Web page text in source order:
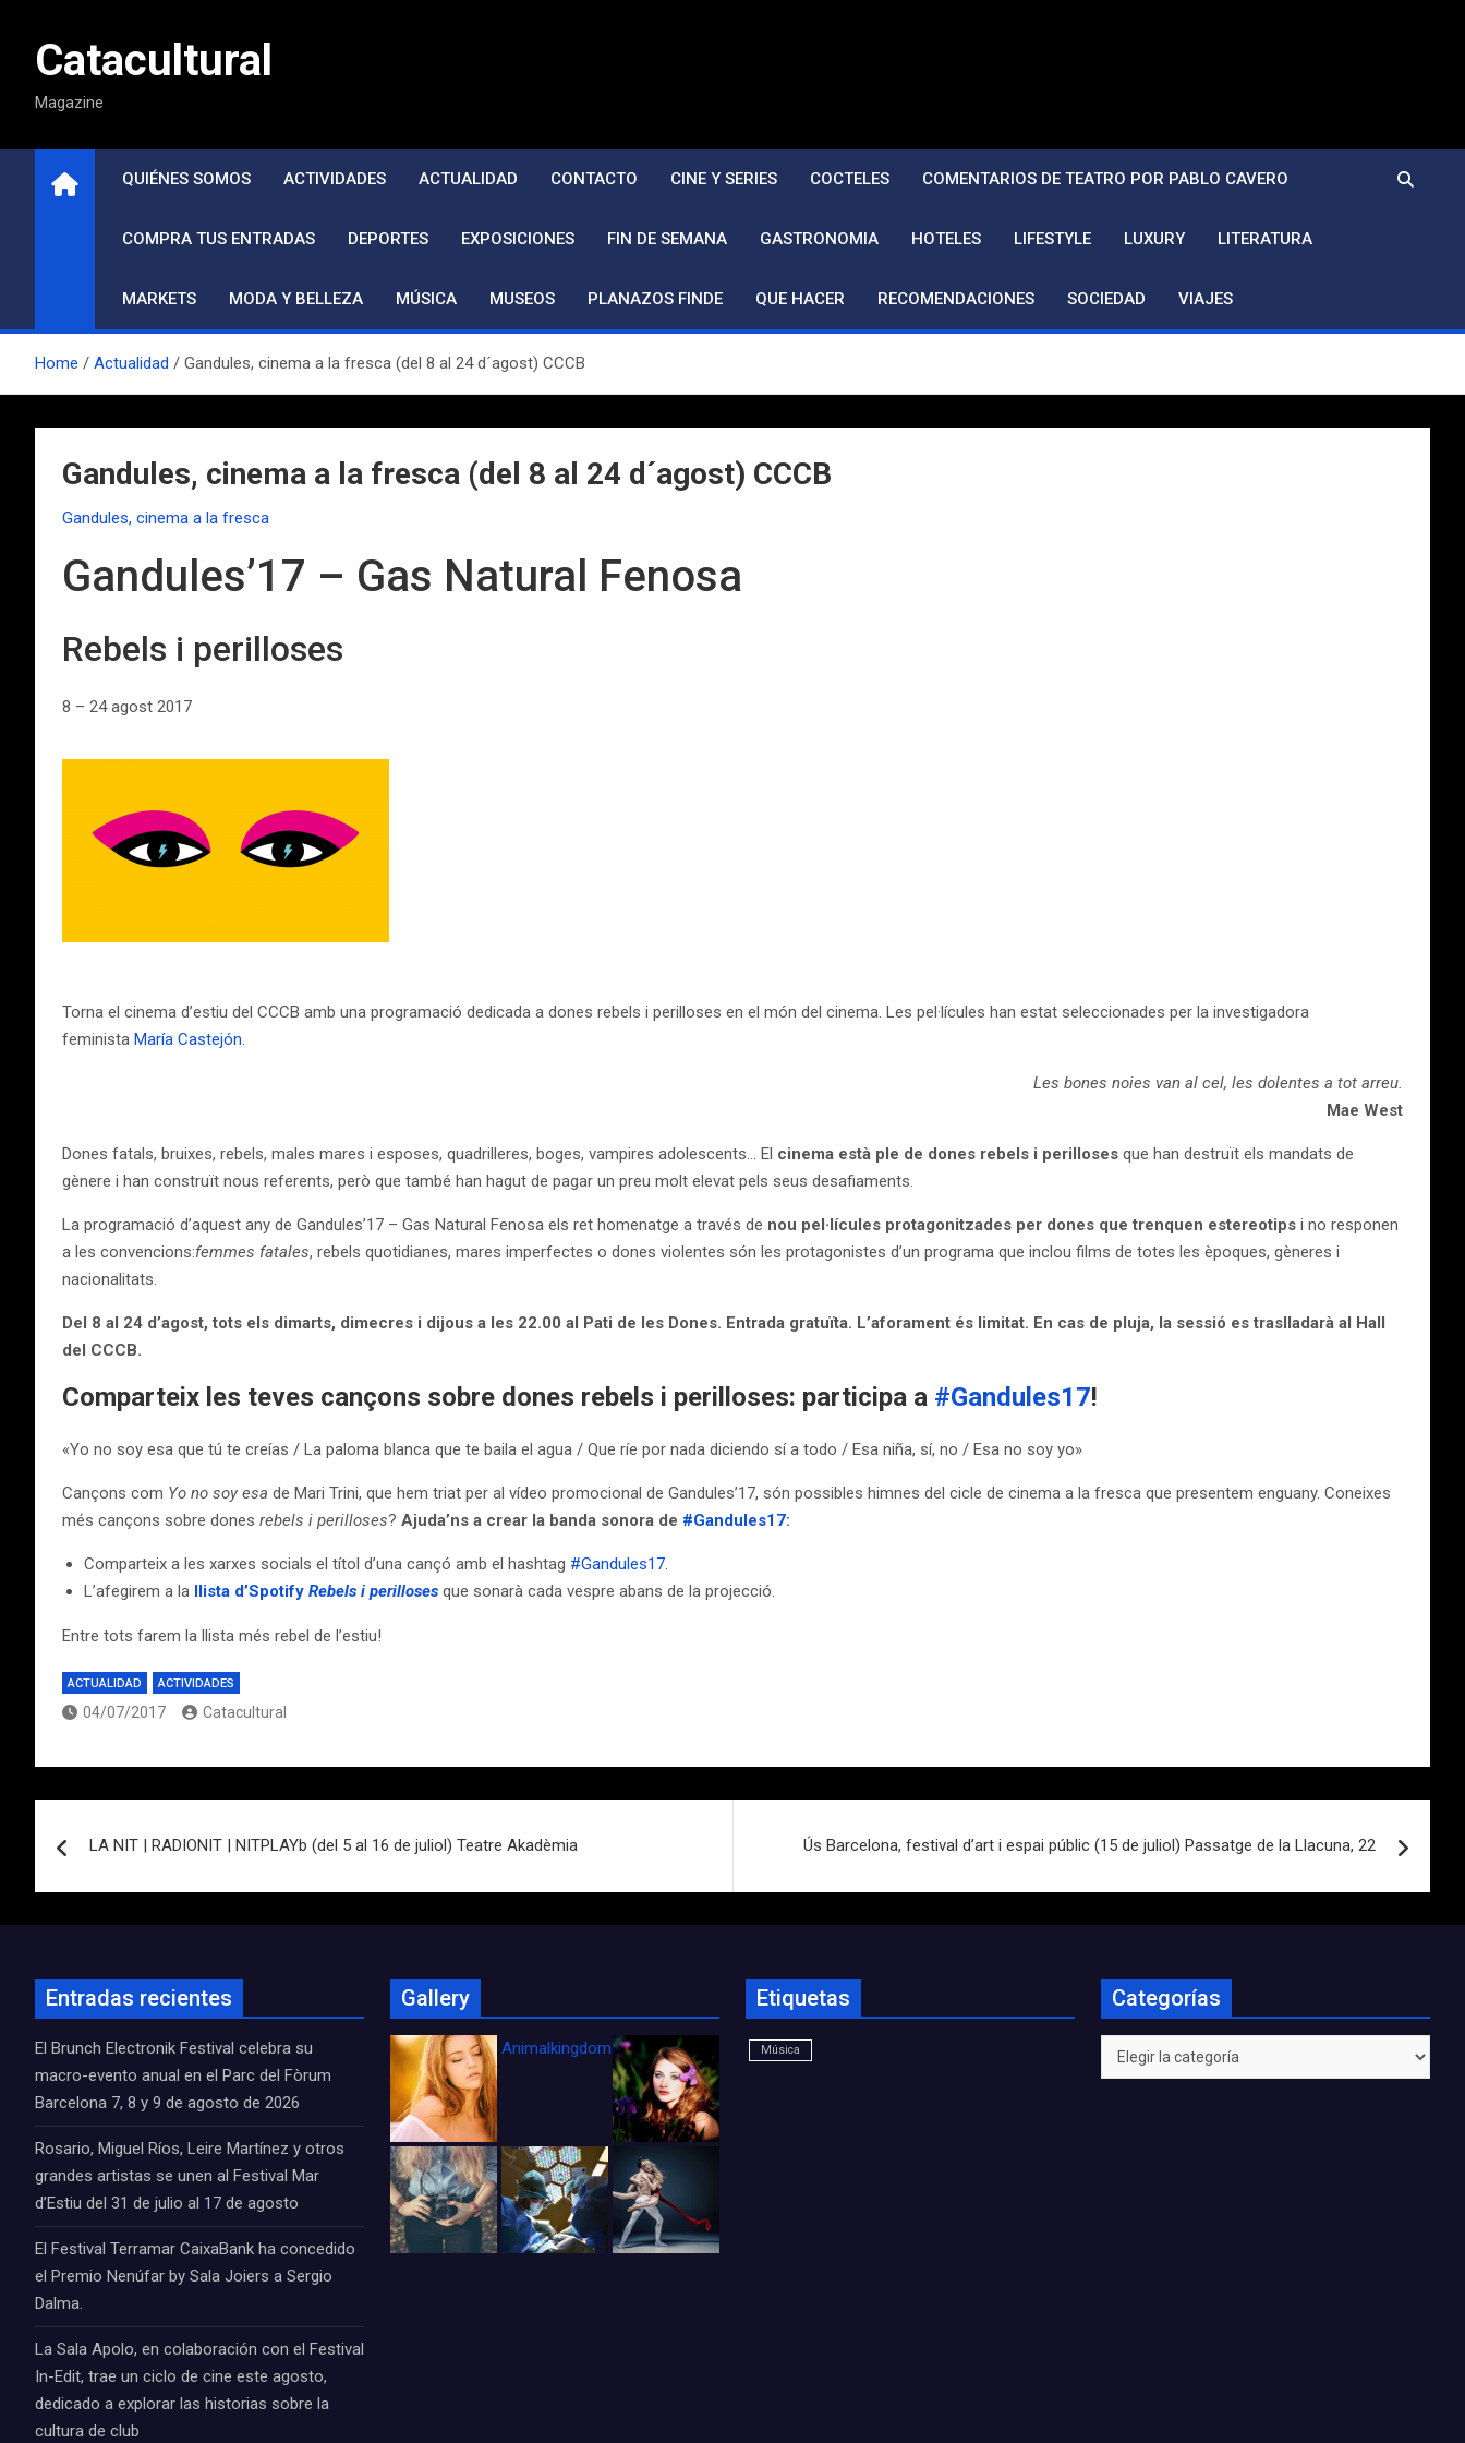
contenidoCatacultural
Magazine
QUIÉNES SOMOS ACTIVIDADES ACTUALIDAD CONTACTO CINE Y SERIES COCTELES COMENTARIOS DE TEATRO POR PABLO CAVERO
COMPRA TUS ENTRADAS DEPORTES EXPOSICIONES FIN DE SEMANA GASTRONOMIA HOTELES LIFESTYLE LUXURY LITERATURA
MARKETS MODA Y BELLEZA MÚSICA MUSEOS PLANAZOS FINDE QUE HACER RECOMENDACIONES SOCIEDAD VIAJES
Home Actualidad Gandules, cinema a la fresca (del 8 al 24 d´agost) CCCB
Gandules, cinema a la fresca (del 8 al 24 d´agost) CCCB
Gandules, cinema a la fresca
Gandules’17 – Gas Natural Fenosa
Rebels i perilloses
8 – 24 agost 2017
Torna el cinema d’estiu del CCCB amb una programació dedicada a dones rebels i perilloses en el món del cinema. Les pel·lícules han estat seleccionades per la investigadora
feminista María Castejón.
Les bones noies van al cel, les dolentes a tot arreu.
Mae West
Dones fatals, bruixes, rebels, males mares i esposes, quadrilleres, boges, vampires adolescents… El cinema està ple de dones rebels i perilloses que han destruït els mandats de
gènere i han construït nous referents, però que també han hagut de pagar un preu molt elevat pels seus desafiaments.
La programació d’aquest any de Gandules’17 – Gas Natural Fenosa els ret homenatge a través de nou pel·lícules protagonitzades per dones que trenquen estereotips i no responen
a les convencions:femmes fatales, rebels quotidianes, mares imperfectes o dones violentes són les protagonistes d’un programa que inclou films de totes les èpoques, gèneres i
nacionalitats.
Del 8 al 24 d’agost, tots els dimarts, dimecres i dijous a les 22.00 al Pati de les Dones. Entrada gratuïta. L’aforament és limitat. En cas de pluja, la sessió es traslladarà al Hall
del CCCB.
Comparteix les teves cançons sobre dones rebels i perilloses: participa a #Gandules17!
«Yo no soy esa que tú te creías / La paloma blanca que te baila el agua / Que ríe por nada diciendo sí a todo / Esa niña, sí, no / Esa no soy yo»
Cançons com Yo no soy esa de Mari Trini, que hem triat per al vídeo promocional de Gandules’17, són possibles himnes del cicle de cinema a la fresca que presentem enguany. Coneixes
més cançons sobre dones rebels i perilloses? Ajuda’ns a crear la banda sonora de #Gandules17:
Comparteix a les xarxes socials el títol d’una cançó amb el hashtag #Gandules17.
L’afegirem a la llista d’Spotify Rebels i perilloses que sonarà cada vespre abans de la projecció.
Entre tots farem la llista més rebel de l’estiu!
ACTUALIDAD ACTIVIDADES
04/07/2017 Catacultural
de
LA NIT | RADIONIT | NITPLAYb (del 5 al 16 de juliol) Teatre Akadèmia Ús Barcelona, festival d’art i espai públic (15 de juliol) Passatge de la Llacuna, 22
Entradas recientes
El Brunch Electronik Festival celebra su
macro-evento anual en el Parc del Fòrum
Barcelona 7, 8 y 9 de agosto de 2026
Rosario, Miguel Ríos, Leire Martínez y otros
grandes artistas se unen al Festival Mar
d’Estiu del 31 de julio al 17 de agosto
El Festival Terramar CaixaBank ha concedido
el Premio Nenúfar by Sala Joiers a Sergio
Dalma.
La Sala Apolo, en colaboración con el Festival
In-Edit, trae un ciclo de cine este agosto,
dedicado a explorar las historias sobre la
cultura de club
Gallery
Animalkingdom_FichaCine
Etiquetas
Música
Categorías
Categorías